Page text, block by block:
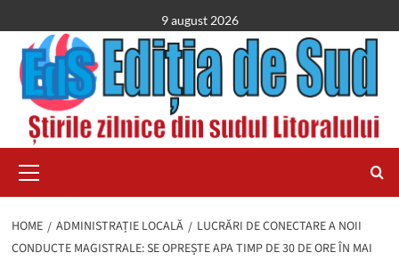
to
content
9 august 2026
Menu
HOME ADMINISTRAȚIE LOCALĂ
LUCRĂRI DE CONECTARE A NOII
CONDUCTE MAGISTRALE: SE OPREȘTE APA TIMP DE 30 DE ORE ÎN MAI